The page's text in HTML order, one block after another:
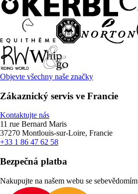
Objevte všechny naše značky
Zákaznický servis ve Francie
Kontaktujte nás
11 rue Bernard Maris
37270 Montlouis-sur-Loire, Francie
+33 1 86 47 62 58
Bezpečná platba
Nakupujte na našem webu se sebevědomím